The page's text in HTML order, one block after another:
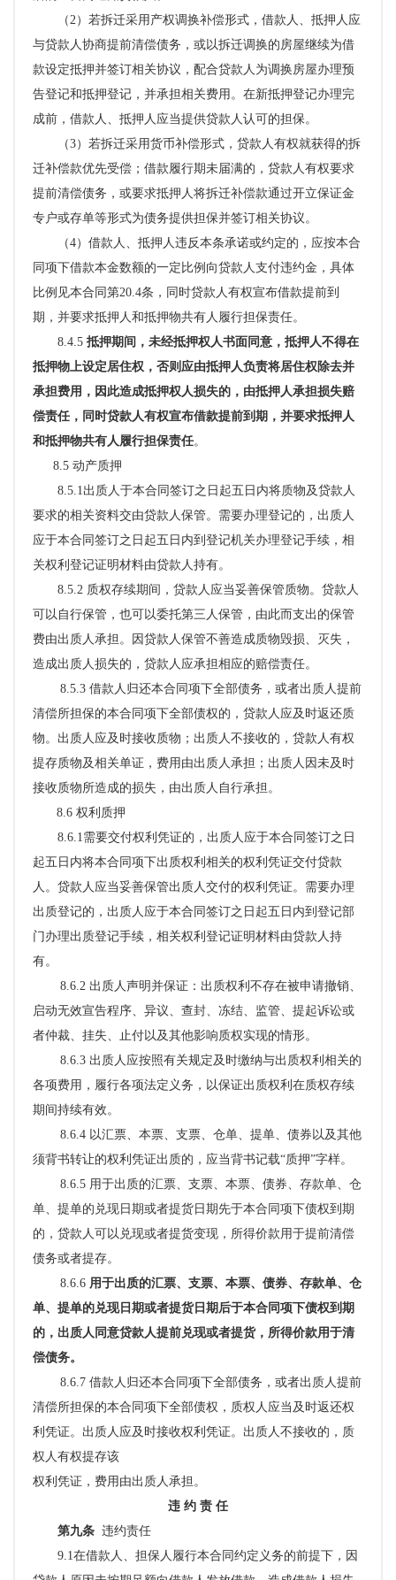
（2）若拆迁采用产权调换补偿形式，借款人、抵押人应
与贷款人协商提前清偿债务，或以拆迁调换的房屋继续为借
款设定抵押并签订相关协议，配合贷款人为调换房屋办理预
告登记和抵押登记，并承担相关费用。在新抵押登记办理完
成前，借款人、抵押人应当提供贷款人认可的担保。
（3）若拆迁采用货币补偿形式，贷款人有权就获得的拆
迁补偿款优先受偿；借款履行期未届满的，贷款人有权要求
提前清偿债务，或要求抵押人将拆迁补偿款通过开立保证金
专户或存单等形式为债务提供担保并签订相关协议。
（4）借款人、抵押人违反本条承诺或约定的，应按本合
同项下借款本金数额的一定比例向贷款人支付违约金，具体
比例见本合同第20.4条，同时贷款人有权宣布借款提前到
期，并要求抵押人和抵押物共有人履行担保责任。
8.4.5 抵押期间，未经抵押权人书面同意，抵押人不得在
抵押物上设定居住权，否则应由抵押人负责将居住权除去并
承担费用，因此造成抵押权人损失的，由抵押人承担损失赔
偿责任，同时贷款人有权宣布借款提前到期，并要求抵押人
和抵押物共有人履行担保责任。
8.5 动产质押
8.5.1出质人于本合同签订之日起五日内将质物及贷款人
要求的相关资料交由贷款人保管。需要办理登记的，出质人
应于本合同签订之日起五日内到登记机关办理登记手续， 相
关权利登记证明材料由贷款人持有。
8.5.2 质权存续期间，贷款人应当妥善保管质物。贷款人
可以自行保管，也可以委托第三人保管，由此而支出的保管
费由出质人承担。因贷款人保管不善造成质物毁损、灭失，
造成出质人损失的，贷款人应承担相应的赔偿责任。
8.5.3 借款人归还本合同项下全部债务，或者出质人提前
清偿所担保的本合同项下全部债权的，贷款人应及时返还质
物。出质人应及时接收质物；出质人不接收的，贷款人有权
提存质物及相关单证，费用由出质人承担；出质人因未及时
接收质物所造成的损失，由出质人自行承担。
8.6 权利质押
8.6.1需要交付权利凭证的，出质人应于本合同签订之日
起五日内将本合同项下出质权利相关的权利凭证交付贷款
人。贷款人应当妥善保管出质人交付的权利凭证。需要办理
出质登记的，出质人应于本合同签订之日起五日内到登记部
门办理出质登记手续，相关权利登记证明材料由贷款人持
有。
8.6.2 出质人声明并保证： 出质权利不存在被申请撤销、
启动无效宣告程序、异议、查封、冻结、监管、提起诉讼或
者仲裁、挂失、止付以及其他影响质权实现的情形。
8.6.3 出质人应按照有关规定及时缴纳与出质权利相关的
各项费用，履行各项法定义务，以保证出质权利在质权存续
期间持续有效。
8.6.4 以汇票、本票、支票、仓单、提单、债券以及其他
须背书转让的权利凭证出质的，应当背书记载“质押”字样。
8.6.5 用于出质的汇票、支票、本票、债券、存款单、仓
单、提单的兑现日期或者提货日期先于本合同项下债权到期
的，贷款人可以兑现或者提货变现，所得价款用于提前清偿
债务或者提存。
8.6.6 用于出质的汇票、支票、本票、债券、存款单、仓
单、提单的兑现日期或者提货日期后于本合同项下债权到期
的，出质人同意贷款人提前兑现或者提货，所得价款用于清
偿债务。
8.6.7 借款人归还本合同项下全部债务，或者出质人提前
清偿所担保的本合同项下全部债权，质权人应当及时返还权
利凭证。出质人应及时接收权利凭证。出质人不接收的，质
权人有权提存该
权利凭证，费用由出质人承担。
违 约 责 任
第九条 违约责任
9.1在借款人、担保人履行本合同约定义务的前提下，因